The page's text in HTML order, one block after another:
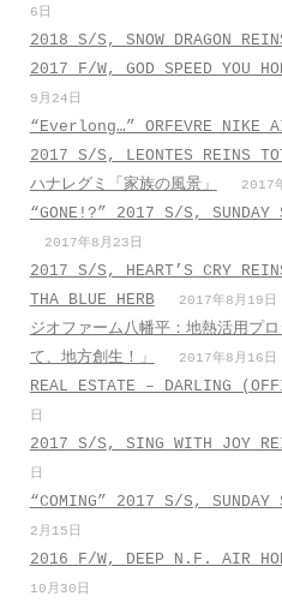
6日
2018 S/S, SNOW DRAGON
2017 F/W, GOD SPEED YOU
9月24日
“Everlong…” ORFEVRE NIKE
2017 S/S, LEONTES REINS
ハナレグミ「家族の風景」 2017
“GONE!?” 2017 S/S, SUNDAY
2017年8月23日
2017 S/S, HEART’S CRY
THA BLUE HERB 2017年8月19日
ジオファーム八幡平：地熱活用プ
て、地方創生！」
2017年8月16日
REAL ESTATE – DARLING
日
2017 S/S, SING WITH JOY
日
“COMING” 2017 S/S, SUNDAY
2月15日
2016 F/W, DEEP N.F. AIR
10月30日